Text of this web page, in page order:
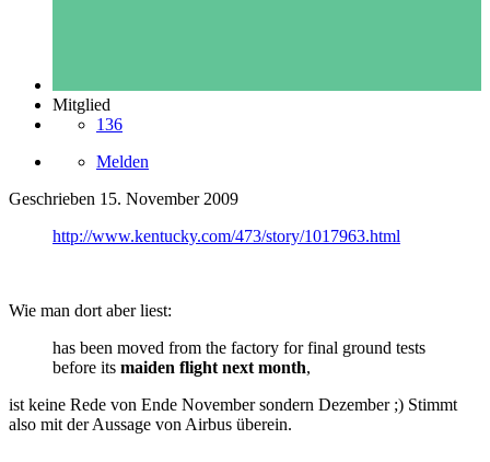
Mitglied
136
Melden
Geschrieben 15. November 2009
http://www.kentucky.com/473/story/1017963.html
Wie man dort aber liest:
has been moved from the factory for final ground tests
before its maiden flight next month,
ist keine Rede von Ende November sondern Dezember ;) Stimmt
also mit der Aussage von Airbus überein.